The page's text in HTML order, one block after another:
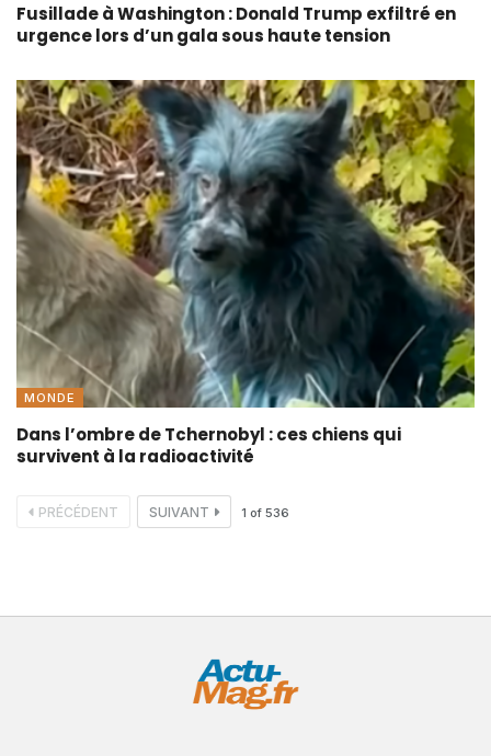
Fusillade à Washington : Donald Trump exfiltré en
urgence lors d’un gala sous haute tension
MONDE
Dans l’ombre de Tchernobyl : ces chiens qui
survivent à la radioactivité
PRÉCÉDENT SUIVANT 1 of 536